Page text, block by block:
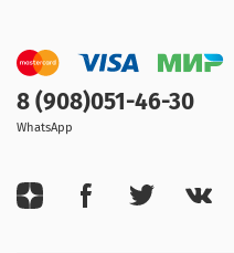
8 (908)051-46-30
WhatsApp